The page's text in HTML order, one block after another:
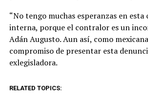
“No tengo muchas esperanzas en
interna, porque el contralor es un
Adán Augusto. Aun así, como
compromiso de presentar esta
exlegisladora.
RELATED TOPICS: